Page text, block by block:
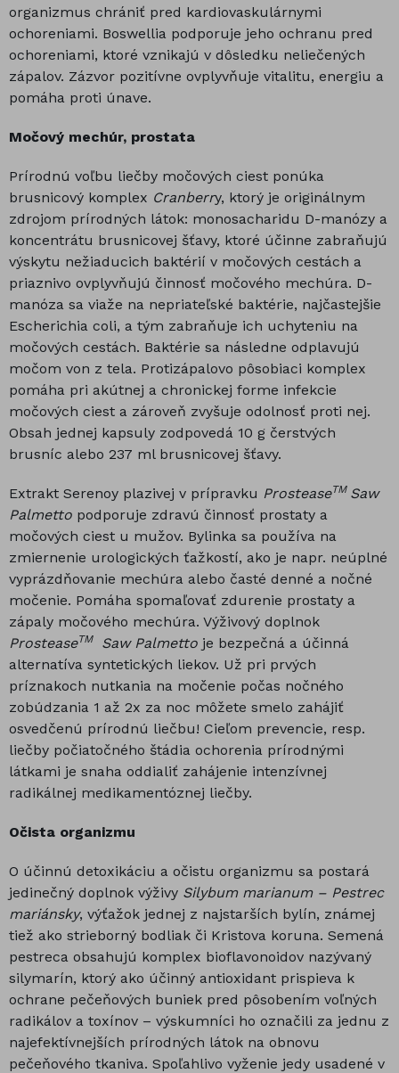
organizmus chrániť pred kardiovaskulárnymi
ochoreniami. Boswellia podporuje jeho ochranu pred
ochoreniami, ktoré vznikajú v dôsledku neliečených
zápalov. Zázvor pozitívne ovplyvňuje vitalitu, energiu a
pomáha proti únave.
Močový mechúr, prostata
Prírodnú voľbu liečby močových ciest ponúka
brusnicový komplex Cranberry, ktorý je originálnym
zdrojom prírodných látok: monosacharidu D-manózy a
koncentrátu brusnicovej šťavy, ktoré účinne zabraňujú
výskytu nežiaducich baktérií v močových cestách a
priaznivo ovplyvňujú činnosť močového mechúra. D-
manóza sa viaže na nepriateľské baktérie, najčastejšie
Escherichia coli, a tým zabraňuje ich uchyteniu na
močových cestách. Baktérie sa následne odplavujú
močom von z tela. Protizápalovo pôsobiaci komplex
pomáha pri akútnej a chronickej forme infekcie
močových ciest a zároveň zvyšuje odolnosť proti nej.
Obsah jednej kapsuly zodpovedá 10 g čerstvých
brusníc alebo 237 ml brusnicovej šťavy.
Extrakt Serenoy plazivej v prípravku ProsteaseTM Saw
Palmetto podporuje zdravú činnosť prostaty a
močových ciest u mužov. Bylinka sa používa na
zmiernenie urologických ťažkostí, ako je napr. neúplné
vyprázdňovanie mechúra alebo časté denné a nočné
močenie. Pomáha spomaľovať zdurenie prostaty a
zápaly močového mechúra. Výživový doplnok
ProsteaseTMSaw Palmetto je bezpečná a účinná
alternatíva syntetických liekov. Už pri prvých
príznakoch nutkania na močenie počas nočného
zobúdzania 1 až 2x za noc môžete smelo zahájiť
osvedčenú prírodnú liečbu! Cieľom prevencie, resp.
liečby počiatočného štádia ochorenia prírodnými
látkami je snaha oddialiť zahájenie intenzívnej
radikálnej medikamentóznej liečby.
Očista organizmu
O účinnú detoxikáciu a očistu organizmu sa postará
jedinečný doplnok výživy Silybum marianum – Pestrec
mariánsky, výťažok jednej z najstarších bylín, známej
tiež ako strieborný bodliak či Kristova koruna. Semená
pestreca obsahujú komplex bioflavonoidov nazývaný
silymarín, ktorý ako účinný antioxidant prispieva k
ochrane pečeňových buniek pred pôsobením voľných
radikálov a toxínov – výskumníci ho označili za jednu z
najefektívnejších prírodných látok na obnovu
pečeňového tkaniva. Spoľahlivo vyženie jedy usadené v